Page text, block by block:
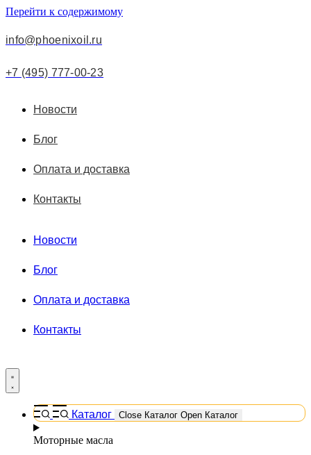
Перейти к содержимому
info@phoenixoil.ru
+7 (495) 777-00-23
Новости
Блог
Оплата и доставка
Контакты
Новости
Блог
Оплата и доставка
Контакты
Каталог Close Каталог Open Каталог
Моторные масла